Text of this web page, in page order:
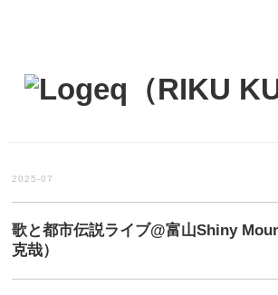
2025-07
歌と都市伝説ライブ@富山Shiny
克哉）